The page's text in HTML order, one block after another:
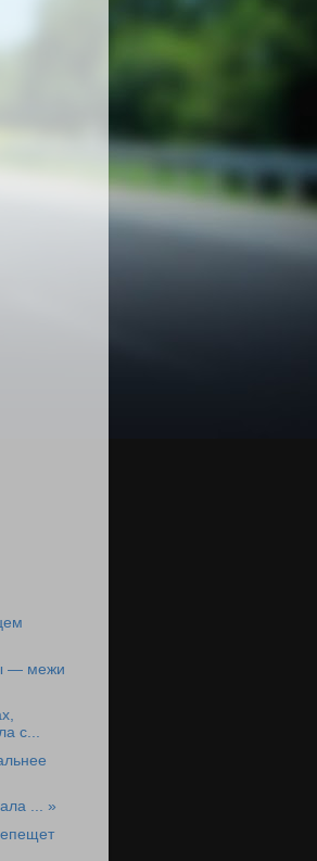
— межи
с...
... »